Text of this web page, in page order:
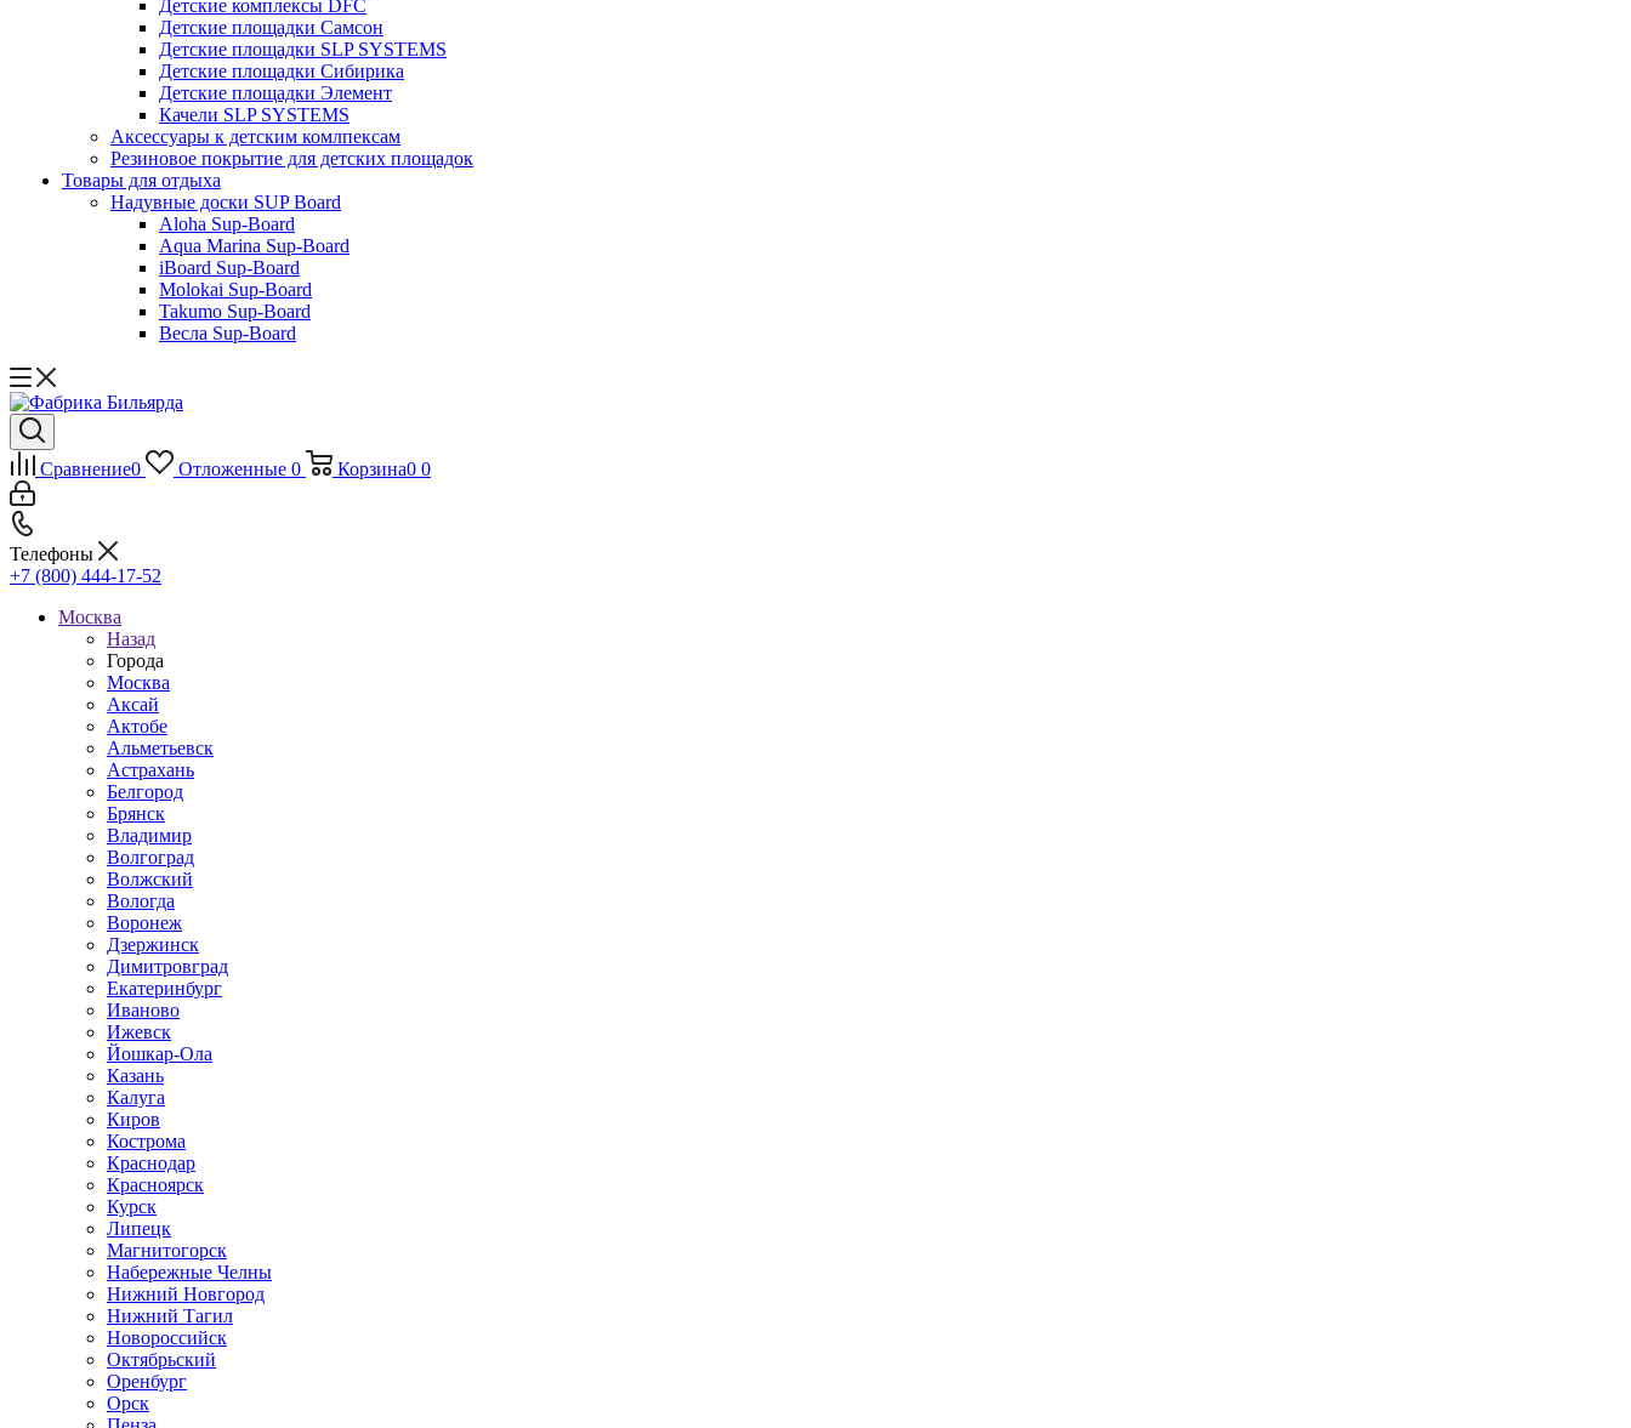
Детские комплексы DFC
Детские площадки Самсон
Детские площадки SLP SYSTEMS
Детские площадки Сибирика
Детские площадки Элемент
Качели SLP SYSTEMS
Аксессуары к детским комлпексам
Резиновое покрытие для детских площадок
Товары для отдыха
Надувные доски SUP Board
Aloha Sup-Board
Aqua Marina Sup-Board
iBoard Sup-Board
Molokai Sup-Board
Takumo Sup-Board
Весла Sup-Board
Сравнение0 Отложенные 0 Корзина0 0
Телефоны
+7 (800) 444-17-52
Москва
Назад
Города
Москва
Аксай
Актобе
Альметьевск
Астрахань
Белгород
Брянск
Владимир
Волгоград
Волжский
Вологда
Воронеж
Дзержинск
Димитровград
Екатеринбург
Иваново
Ижевск
Йошкар-Ола
Казань
Калуга
Киров
Кострома
Краснодар
Красноярск
Курск
Липецк
Магнитогорск
Набережные Челны
Нижний Новгород
Нижний Тагил
Новороссийск
Октябрьский
Оренбург
Орск